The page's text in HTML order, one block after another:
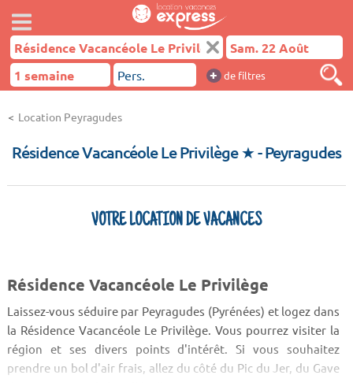
+ de filtres
Location Peyragudes
Résidence Vacancéole Le Privilège ★- Peyragudes
VOTRE LOCATION DE VACANCES
Résidence Vacancéole Le Privilège
Laissez-vous séduire par Peyragudes (Pyrénées) et logez dans
la Résidence Vacancéole Le Privilège. Vous pourrez visiter la
région et ses divers points d'intérêt. Si vous souhaitez
prendre un bol d'air frais, allez du côté du Pic du Jer, du Gave